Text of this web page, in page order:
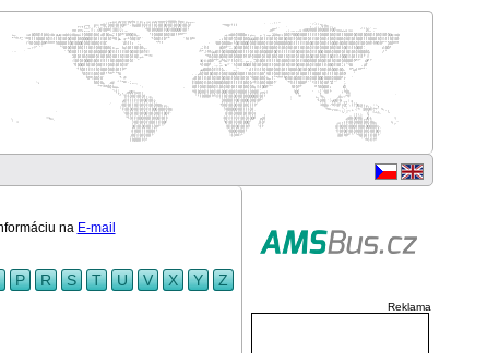
na E-mail
P R S T U V X Y Z
Reklama